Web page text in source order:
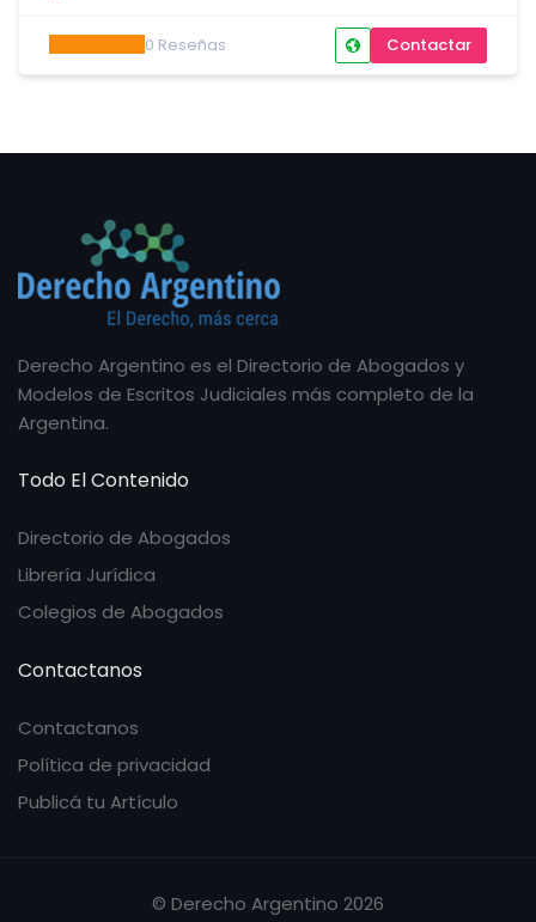
0 Reseñas Contactar
Derecho Argentino es el Directorio de Abogados y
Modelos de Escritos Judiciales más completo de la
Argentina.
Todo El Contenido
Directorio de Abogados
Librería Jurídica
Colegios de Abogados
Contactanos
Contactanos
Política de privacidad
Publicá tu Artículo
© Derecho Argentino 2026